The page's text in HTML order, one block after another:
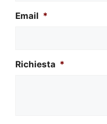
Email *
Richiesta *